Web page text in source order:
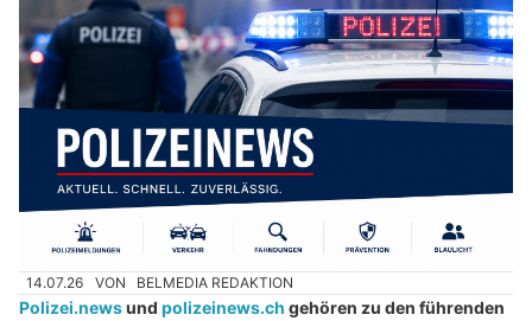
14.07.26 VON BELMEDIA REDAKTION
Polizei.newsund polizeinews.ch gehören zu den führenden